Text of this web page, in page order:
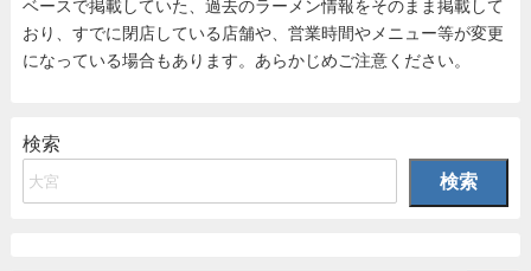
ベースで掲載していた、過去のラーメン情報をそのまま掲載して
おり、すでに閉店している店舗や、営業時間やメニュー等が変更
になっている場合もあります。あらかじめご注意ください。
検索
検索